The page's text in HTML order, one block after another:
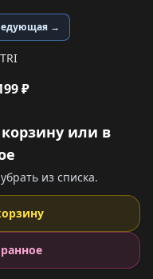
→
₽
или в
из списка.